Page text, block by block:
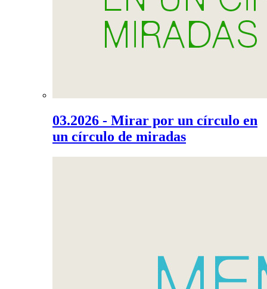
03.2026 - Mirar por un círculo en
un círculo de miradas